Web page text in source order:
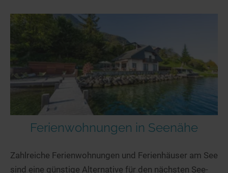
Ferienwohnungen in Seenähe
Zahlreiche Ferienwohnungen und Ferienhäuser am See
sind eine günstige Alternative für den nächsten See-